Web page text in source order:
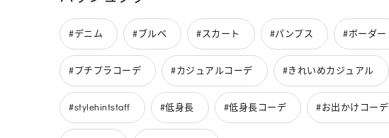
#デニム #ブルベ #スカート #パンプス #ボーダー
#プチプラコーデ #カジュアルコーデ #きれいめカジュアル
#stylehintstaff #低身長 #低身長コーデ #お出かけコーデ